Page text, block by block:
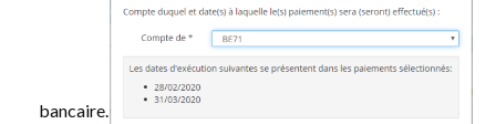
bancaire.